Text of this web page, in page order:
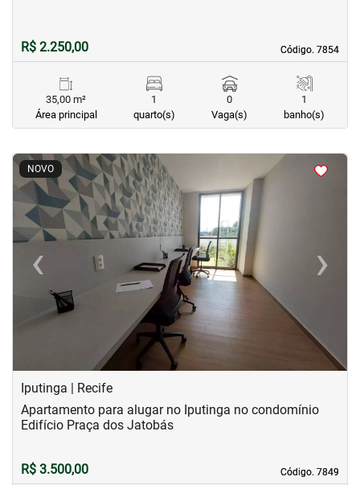
Código. 7854
Código. 7854
R$ 2.250,00
35,00 m²
Área principal
1
quarto(s)
0
Vaga(s)
1
banho(s)
NOVO
<<<<
‹Previous ›Next
Iputinga | Recife
Código. 7849
Código. 7849
Apartamento para alugar no Iputinga no condomínio
Edifício Praça dos Jatobás
R$ 3.500,00